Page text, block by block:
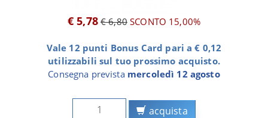
€ 5,78 € 6,80SCONTO 15,00%
Vale 12 punti Bonus Card pari a € 0,12
utilizzabili sul tuo prossimo acquisto.
Consegna prevista mercoledì 12 agosto
acquista